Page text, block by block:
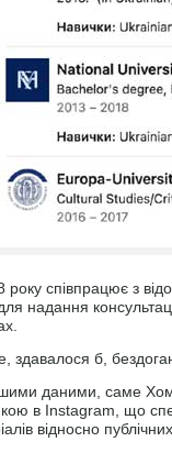
року співпрацює з
надання
здавалося б,
даними, саме
в Instagram, що
відносно